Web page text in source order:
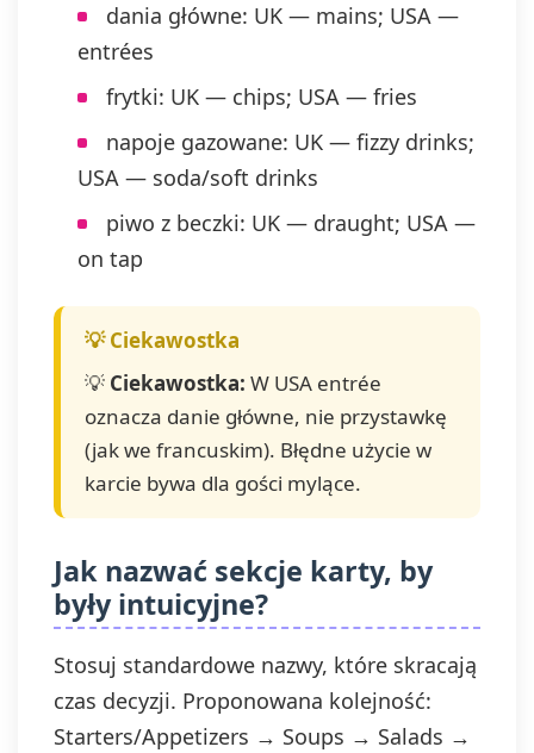
dania główne: UK — mains; USA —
entrées
frytki: UK — chips; USA — fries
napoje gazowane: UK — fizzy drinks;
USA — soda/soft drinks
piwo z beczki: UK — draught; USA —
on tap
💡 Ciekawostka: W USA entrée
oznacza danie główne, nie przystawkę
(jak we francuskim). Błędne użycie w
karcie bywa dla gości mylące.
Jak nazwać sekcje karty, by
były intuicyjne?
Stosuj standardowe nazwy, które skracają
czas decyzji. Proponowana kolejność:
Starters/Appetizers → Soups → Salads →